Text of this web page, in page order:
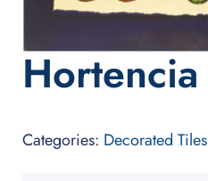
Hortencia
Categories: Decorated Tiles